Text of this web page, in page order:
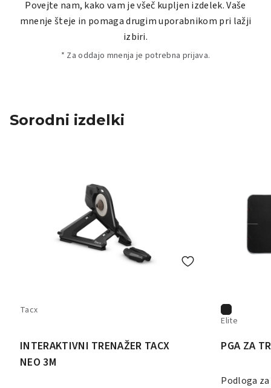
Povejte nam, kako vam je všeč kupljen izdelek. Vaše
mnenje šteje in pomaga drugim uporabnikom pri lažji
izbiri.
* Za oddajo mnenja je potrebna prijava.
Sorodni izdelki
Tacx
INTERAKTIVNI TRENAŽER TACX
NEO 3M
Elite
PGA ZA
Podloga